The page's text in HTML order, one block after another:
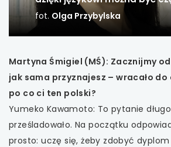
uwaga, link
uwaga, link
uwaga, link
uwaga, link otwiera
fot. Olga Przybylska
Martyna Śmigiel (MŚ): Zacznijmy
jak sama przyznajesz – wracało
po co ci ten polski?
Yumeko Kawamoto: To pytanie
prześladowało. Na początku
prosto: uczę się, żeby zdobyć